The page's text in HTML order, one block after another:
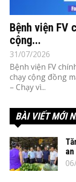
Bệnh viện FV
cộng...
31/07/2026
Bệnh viện FV
chạy cộng đồng
– Chạy vì...
BÀI VIẾT MỚI